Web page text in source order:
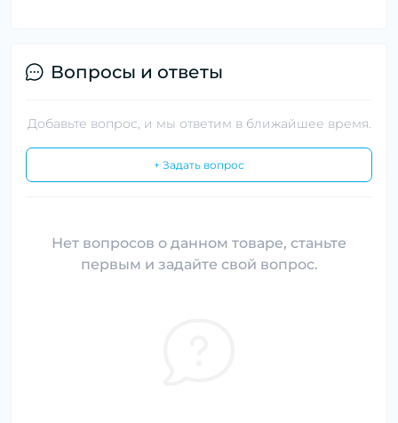
Вопросы и ответы
Добавьте вопрос, и мы ответим в ближайшее время.
+ Задать вопрос
Нет вопросов о данном товаре, станьте
первым и задайте свой вопрос.